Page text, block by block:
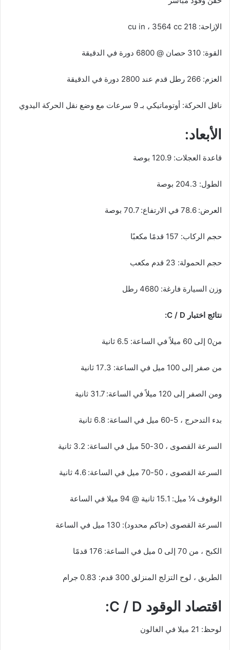
الإزاحة: 218 cu in ، 3564 cc
القوة: 310 حصان @ 6800 دورة في الدقيقة
العزم: 266 رطل قدم عند 2800 دورة في الدقيقة
ناقل الحركة: أوتوماتيكي بـ 9 سرعات مع وضع نقل الحركة اليدوي
الأبعاد:
قاعدة العجلات: 120.9 بوصة
الطول: 204.3 بوصة
العرض: 78.6 في الارتفاع: 70.7 بوصة
حجم الركاب: 157 قدمًا مكعبًا
حجم الحمولة: 23 قدم مكعب
وزن السيارة فارغة: 4680 رطل
نتائج اختبار C / D:
من0 إلى 60 ميلاً في الساعة: 6.5 ثانية
من صفر إلى 100 ميل في الساعة: 17.3 ثانية
ومن الصفر إلى 120 ميلاً في الساعة: 31.7 ثانية
بدء التدحرج ، 5-60 ميل في الساعة: 6.8 ثانية
السرعة القصوى ، 30-50 ميل في الساعة: 3.2 ثانية
السرعة القصوى ، 50-70 ميل في الساعة: 4.6 ثانية
الوقوف ¼ ميل: 15.1 ثانية @ 94 ميلا في الساعة
السرعة القصوى (حاكم محدود): 130 ميل في الساعة
الكبح ، من 70 إلى 0 ميل في الساعة: 176 قدمًا
الطريق ، لوح التزلج المنزلق 300 قدم: 0.83 جرام
اقتصاد الوقود C / D:
لوحظ: 21 ميلا في الغالون